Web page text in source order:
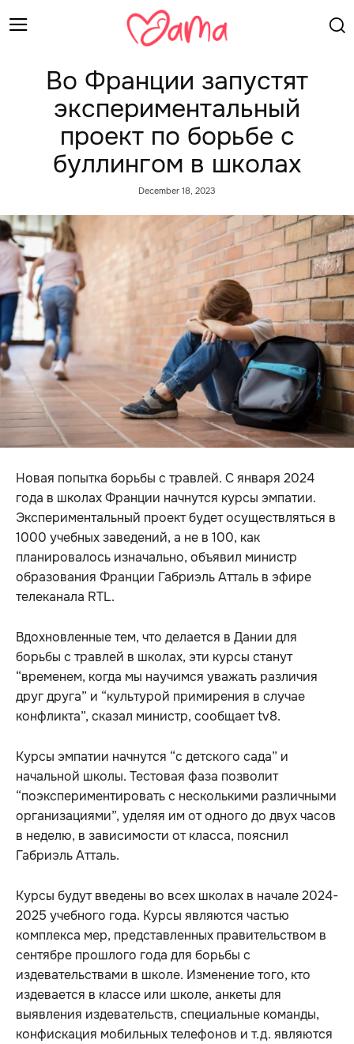
Во Франции запустят
экспериментальный
проект по борьбе с
буллингом в школах
December 18, 2023
Новая попытка борьбы с травлей. С января 2024
года в школах Франции начнутся курсы эмпатии.
Экспериментальный проект будет осуществляться в
1000 учебных заведений, а не в 100, как
планировалось изначально, объявил министр
образования Франции Габриэль Атталь в эфире
телеканала RTL.
Вдохновленные тем, что делается в Дании для
борьбы с травлей в школах, эти курсы станут
“временем, когда мы научимся уважать различия
друг друга” и “культурой примирения в случае
конфликта”, сказал министр, сообщает tv8.
Курсы эмпатии начнутся “с детского сада” и
начальной школы. Тестовая фаза позволит
“поэкспериментировать с несколькими различными
организациями”, уделяя им от одного до двух часов
в неделю, в зависимости от класса, пояснил
Габриэль Атталь.
Курсы будут введены во всех школах в начале 2024-
2025 учебного года. Курсы являются частью
комплекса мер, представленных правительством в
сентябре прошлого года для борьбы с
издевательствами в школе. Изменение того, кто
издевается в классе или школе, анкеты для
выявления издевательств, специальные команды,
конфискация мобильных телефонов и т.д. являются